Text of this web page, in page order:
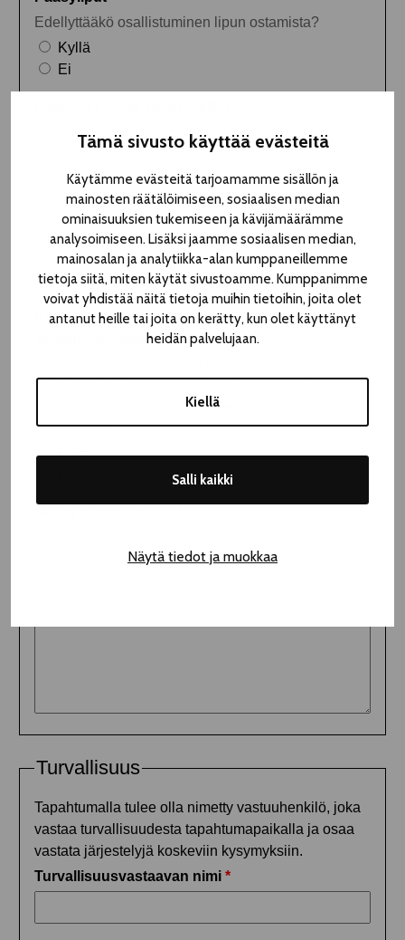
Tämä sivusto käyttää evästeitä
Käytämme evästeitä tarjoamamme sisällön ja
mainosten räätälöimiseen, sosiaalisen median
ominaisuuksien tukemiseen ja kävijämäärämme
analysoimiseen. Lisäksi jaamme sosiaalisen median,
mainosalan ja analytiikka-alan kumppaneillemme
tietoja siitä, miten käytät sivustoamme. Kumppanimme
voivat yhdistää näitä tietoja muihin tietoihin, joita olet
antanut heille tai joita on kerätty, kun olet käyttänyt
heidän palvelujaan.
Kiellä
Salli kaikki
Näytä tiedot ja muokkaa